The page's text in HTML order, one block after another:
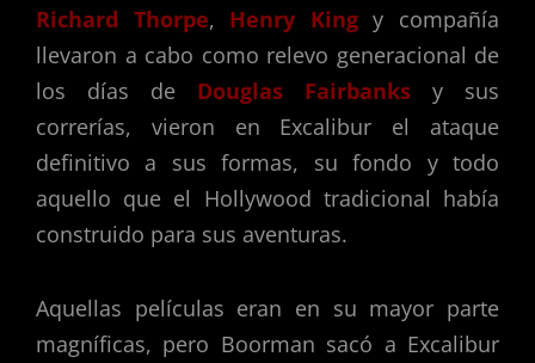
Richard Thorpe, Henry Kingy compañía
llevaron a cabo como relevo generacional de
los días de Douglas Fairbanks y sus
correrías, vieron en Excalibur el ataque
definitivo a sus formas, su fondo y todo
aquello que el Hollywood tradicional había
construido para sus aventuras.
Aquellas películas eran en su mayor parte
magníficas, pero Boorman sacó a Excalibur